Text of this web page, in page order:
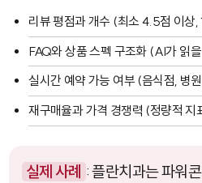
리뷰 평점과 개수 (최소 4.5점 이상,
FAQ와 상품 스펙 구조화 (AI가 읽
실시간 예약 가능 여부 (음식점, 병
재구매율과 가격 경쟁력 (정량적 지
실제 사례 : 플란치과는 파워